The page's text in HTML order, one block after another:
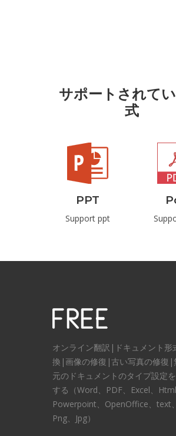
サポートされて
式
PPT
Support ppt
オンライン翻訳|ドキュメント形
換|画像の修復|古い写真の修復|
元のドキュメントのタイプ設定
する（Word、PDF、Excel、Html
Powerpoint、OpenOffice、text、
Png、Jpg）